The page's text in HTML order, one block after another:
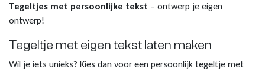
Tegeltjes met persoonlijke tekst – ontwerp je eigen
ontwerp!
Tegeltje met eigen tekst laten maken
Wil je iets unieks? Kies dan voor een persoonlijk tegeltje met